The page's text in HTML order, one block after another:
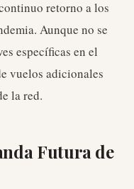
retorno a los
Aunque no se
específicas en el
vuelos adicionales
la red.
Futura de